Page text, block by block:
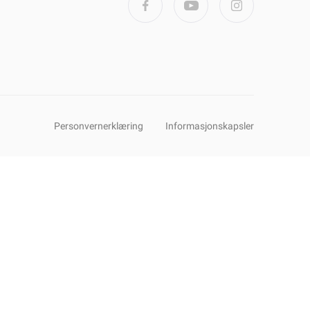
Personvernerklæring Informasjonskapsler